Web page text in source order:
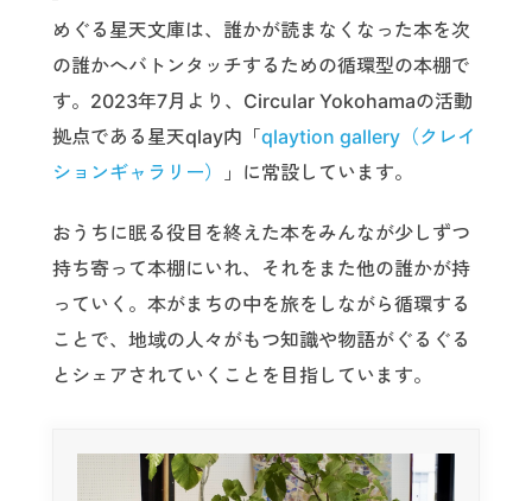
めぐる星天文庫は、誰かが読まなくなった本を次
の誰かへバトンタッチするための循環型の本棚で
す。2023年7月より、Circular Yokohamaの活動
拠点である星天qlay内「qlaytion gallery（クレイ
ションギャラリー）
」に常設しています。
おうちに眠る役目を終えた本をみんなが少しずつ
持ち寄って本棚にいれ、それをまた他の誰かが持
っていく。本がまちの中を旅をしながら循環する
ことで、地域の人々がもつ知識や物語がぐるぐる
とシェアされていくことを目指しています。